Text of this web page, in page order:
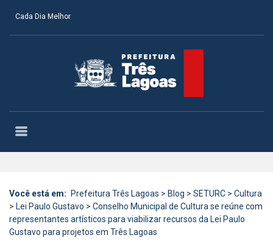
Cada Dia Melhor
Você está em: Prefeitura Três Lagoas > Blog > SETURC > Cultura
> Lei Paulo Gustavo > Conselho Municipal de Cultura se reúne com
representantes artísticos para viabilizar recursos da Lei Paulo
Gustavo para projetos em Três Lagoas